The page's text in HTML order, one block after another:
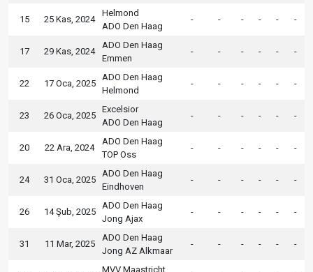
15 25 Kas, 2024
Helmond
ADO Den Haag
- - - - - -
17 29 Kas, 2024
ADO Den Haag
Emmen
- - - - - -
22 17 Oca, 2025
ADO Den Haag
Helmond
- - - - - -
23 26 Oca, 2025
Excelsior
ADO Den Haag
- - - - - -
20 22 Ara, 2024
ADO Den Haag
TOP Oss
- - - - - -
24 31 Oca, 2025
ADO Den Haag
Eindhoven
- - - - - -
26 14 Şub, 2025
ADO Den Haag
Jong Ajax
- - - - - -
31 11 Mar, 2025
ADO Den Haag
Jong AZ Alkmaar
- - - - - -
MVV Maastricht